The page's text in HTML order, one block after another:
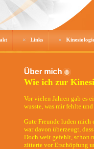
Links
Über mich
Wie ich zur
Vor vielen Jahren gab es
wusste, was mir fehlte
Gute Freunde luden
war davon überzeugt,
Doch weit gefehlt, schon
zitterte vor Erschöpfung